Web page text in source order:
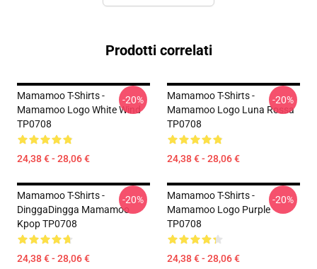
Prodotti correlati
Mamamoo T-Shirts -
Mamamoo Logo White Wind
TP0708
24,38 € - 28,06 €
-20%
Mamamoo T-Shirts -
Mamamoo Logo Luna Rossa
TP0708
24,38 € - 28,06 €
-20%
Mamamoo T-Shirts -
DinggaDingga Mamamoo
Kpop TP0708
24,38 € - 28,06 €
-20%
Mamamoo T-Shirts -
Mamamoo Logo Purple
TP0708
24,38 € - 28,06 €
-20%